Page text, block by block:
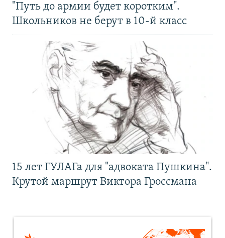
"Путь до армии будет коротким".
Школьников не берут в 10-й класс
15 лет ГУЛАГа для "адвоката Пушкина".
Крутой маршрут Виктора Гроссмана